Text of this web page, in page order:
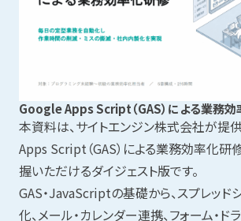
Google Apps Script（GAS）による業務効
本資料は、サイトエンジン株式会社が提
Apps Script（GAS）による業務効率化研
握いただけるダイジェスト版です。
GAS・JavaScriptの基礎から、スプレッド
化、メール・カレンダー連携、フォーム・